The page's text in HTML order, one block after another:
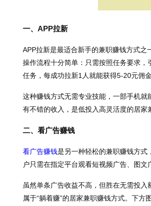
一、APP拉新
APP拉新是最适合新手的兼职赚钱方式
操作流程十分简单：只需按照任务要求
任务，每成功拉新1人就能获得5-20元佣金
这种赚钱方式无需专业技能，一部手机
有不错的收入，是低投入高灵活度的居家
二、看广告赚钱
看广告赚钱是另一种轻松的兼职赚钱方式
户只需在指定平台观看短视频广告、图
虽然单条广告收益不高，但胜在无需投
属于“躺着赚”的居家兼职赚钱方式。下